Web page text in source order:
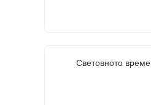
Световното време